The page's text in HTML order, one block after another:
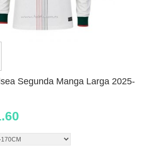
Segunda Manga Larga 2025-